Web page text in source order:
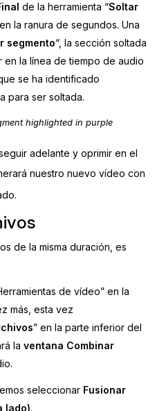
de la herramienta “Soltar
la ranura de segundos. Una
segmento“, la sección soltada
la línea de tiempo de audio
se ha identificado
para ser soltada.
adelante y oprimir en el
nuestro nuevo vídeo con
de la misma duración, es
de vídeo” en la
más, esta vez
” en la parte inferior del
la ventana Combinar
seleccionar Fusionar
lado).